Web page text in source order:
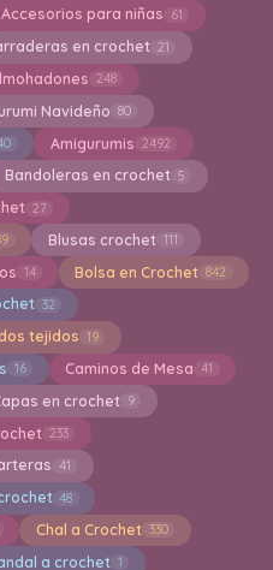
Accesorios para niñas 61
en crochet 21
248
Navideño 80
Amigurumis 2492
Bandoleras en crochet 5
27
Blusas crochet 111
14 Bolsa en Crochet 842
32
tejidos 19
16 Caminos de Mesa 41
en crochet 9
233
41
48
Chal a Crochet 330
a crochet 1